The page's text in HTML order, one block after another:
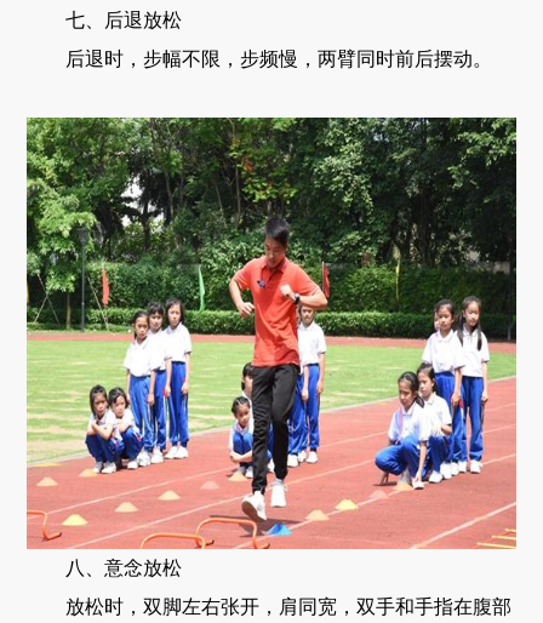
七、后退放松
后退时，步幅不限，步频慢，两臂同时前后摆动。
八、意念放松
放松时，双脚左右张开，肩同宽，双手和手指在腹部